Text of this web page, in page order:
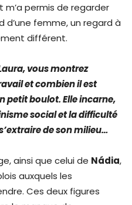
permis de regarder
femme, un regard à
différent.
vous montrez
et combien il est
petit boulot. Elle incarne,
social et la difficulté
de son milieu…
ainsi que celui de Nádia,
auxquels les
Ces deux figures